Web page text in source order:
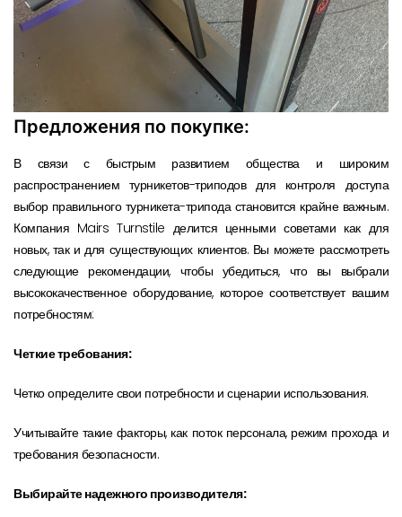
Предложения по покупке:
В связи с быстрым развитием общества и широким
распространением турникетов-триподов для контроля доступа
выбор правильного турникета-трипода становится крайне важным.
Компания Mairs Turnstile делится ценными советами как для
новых, так и для существующих клиентов. Вы можете рассмотреть
следующие рекомендации, чтобы убедиться, что вы выбрали
высококачественное оборудование, которое соответствует вашим
потребностям:
Четкие требования:
Четко определите свои потребности и сценарии использования.
Учитывайте такие факторы, как поток персонала, режим прохода и
требования безопасности.
Выбирайте надежного производителя: